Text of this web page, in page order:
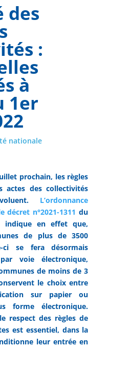
des
:
à
1er
nationale
prochain, les règles
actes des collectivités
L’ordonnance
décret n°2021-1311du
indique en effet que,
de plus de 3500
ci se fera désormais
voie électronique,
de moins de 3
le choix entre
sur papier ou
forme électronique.
respect des règles de
est essentiel, dans la
leur entrée en